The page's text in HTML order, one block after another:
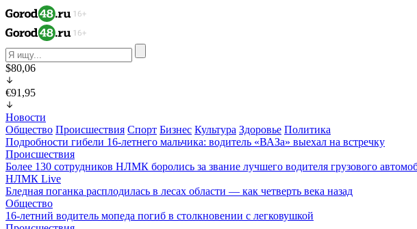
$80,06
€91,95
Новости
Общество Происшествия Спорт Бизнес Культура Здоровье Политика
Подробности гибели 16-летнего мальчика: водитель «ВАЗа» выехал на встречку
Происшествия
Более 130 сотрудников НЛМК боролись за звание лучшего водителя грузового
НЛМК Live
Бледная поганка расплодилась в лесах области — как четверть века назад
Общество
16-летний водитель мопеда погиб в столкновении с легковушкой